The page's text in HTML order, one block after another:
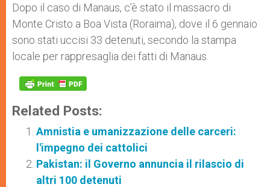
Dopo il caso di Manaus, c’è stato il massacro di
Monte Cristo a Boa Vista (Roraima), dove il 6 gennaio
sono stati uccisi 33 detenuti, secondo la stampa
locale per rappresaglia dei fatti di Manaus.
Related Posts:
Amnistia e umanizzazione delle carceri:
l'impegno dei cattolici
Pakistan: il Governo annuncia il rilascio di
altri 100 detenuti